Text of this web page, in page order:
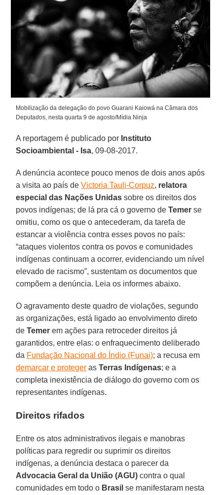
Mobilização da delegação do povo Guarani Kaiowá na Câmara dos
Deputados, nesta quarta 9 de agosto/Mídia Ninja
A reportagem é publicado por Instituto
Socioambiental - Isa, 09-08-2017.
A denúncia acontece pouco menos de dois anos após
a visita ao país deVictoria Tauli-Corpuz, relatora
especial das Nações Unidas sobre os direitos dos
povos indígenas; de lá pra cá o governo deTemer se
omitiu, como os que o antecederam, da tarefa de
estancar a violência contra esses povos no país:
“ataques violentos contra os povos e comunidades
indígenas continuam a ocorrer, evidenciando um nível
elevado de racismo”, sustentam os documentos que
compõem a denúncia. Leia os informes abaixo.
O agravamento deste quadro de violações, segundo
as organizações, está ligado ao envolvimento direto
deTemer em ações para retroceder direitos já
garantidos, entre elas: o enfraquecimento deliberado
da Fundação Nacional do Índio (Funai); a recusa em
demarcar e proteger asTerras Indígenas; e a
completa inexistência de diálogo do governo com os
representantes indígenas.
Direitos rifados
Entre os atos administrativos ilegais e manobras
políticas para regredir ou suprimir os direitos
indígenas, a denúncia destaca o parecer da
Advocacia Geral da União (AGU) contra o qual
comunidades em todo o Brasil se manifestaram nesta